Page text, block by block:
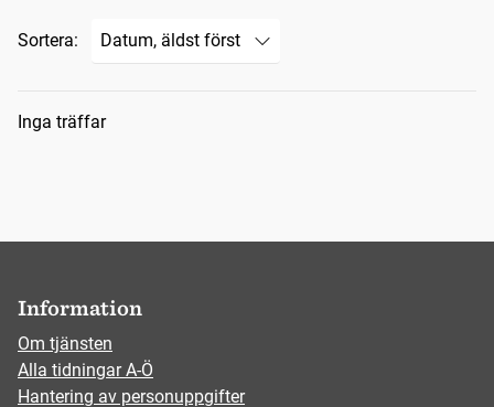
Sortera:
Sökresultat
Inga träffar
Information
Om tjänsten
Alla tidningar A-Ö
Hantering av personuppgifter